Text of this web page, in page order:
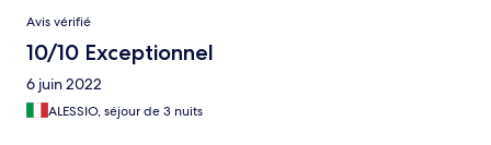
Avis vérifié
10/10 Exceptionnel
6 juin 2022
ALESSIO, séjour de 3 nuits